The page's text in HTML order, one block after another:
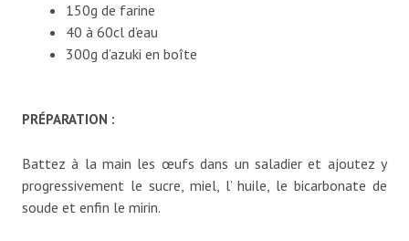
150g de farine
40 à 60cl d’eau
300g d’azuki en boîte
PRÉPARATION :
Battez à la main les œufs dans un saladier et ajoutez y
progressivement le sucre, miel, l’ huile, le bicarbonate de
soude et enfin le mirin.